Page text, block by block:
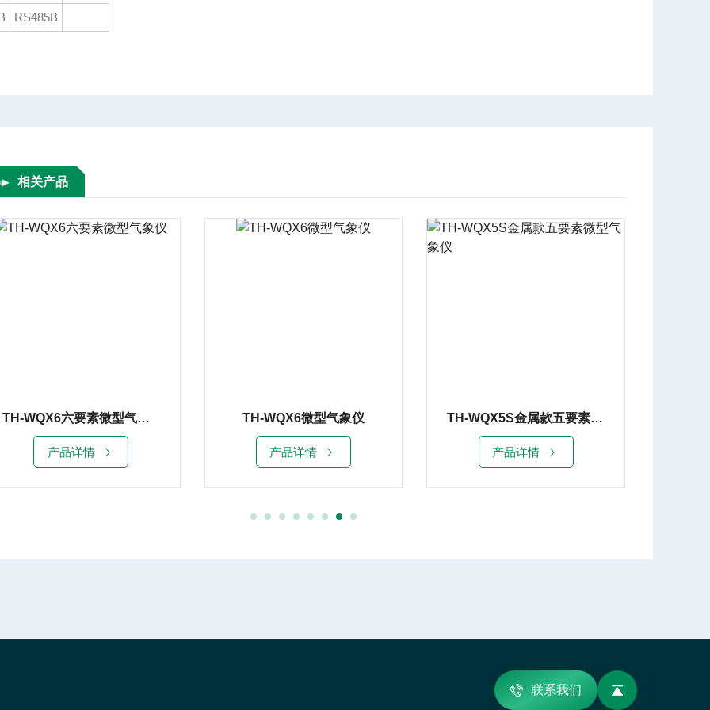
RS485B
相关产品
TH-WQX6六要素微型气象仪
产品详情
TH-WQX6微型气象仪
产品详情
TH-WQX5S金属款五要素微型气象仪
产品详情
联系我们